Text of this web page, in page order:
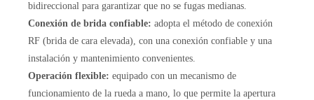
bidireccional para garantizar que no se fugas medianas.
Conexión de brida confiable: adopta el método de conexión
RF (brida de cara elevada), con una conexión confiable y una
instalación y mantenimiento convenientes.
Operación flexible: equipado con un mecanismo de
funcionamiento de la rueda a mano, lo que permite la apertura